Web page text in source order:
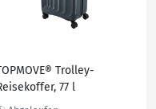
Trolley-
77 l